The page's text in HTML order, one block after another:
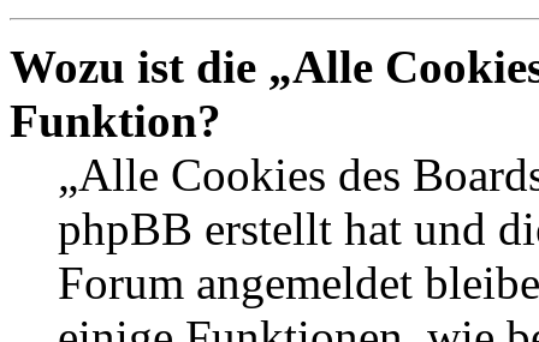
Wozu ist die „Alle
Funktion?
„Alle Cookies des
phpBB erstellt hat und
Forum angemeldet